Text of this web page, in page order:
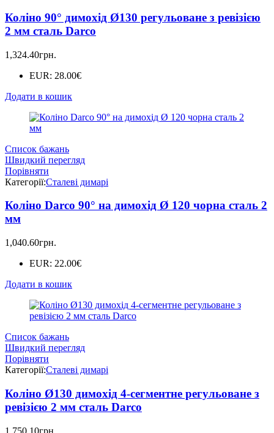
Коліно 90° димохід Ø130 регульоване з ревізією
2 мм сталь Darco
1,324.40грн.
EUR: 28.00€
Додати в кошик
Список бажань
Швидкий перегляд
Порівняти
Категорії:Сталеві димарі
Коліно Darco 90° на димохід Ø 120 чорна сталь 2
мм
1,040.60грн.
EUR: 22.00€
Додати в кошик
Список бажань
Швидкий перегляд
Порівняти
Категорії:Сталеві димарі
Коліно Ø130 димохід 4-сегментне регульоване з
ревізією 2 мм сталь Darco
1,750.10грн.